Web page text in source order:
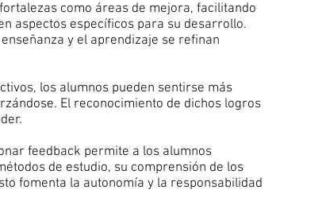
como áreas de mejora, facilitando
aspectos específicos para su desarrollo.
y el aprendizaje se refinan
los alumnos pueden sentirse más
El reconocimiento de dichos logros
feedback permite a los alumnos
de estudio, su comprensión de los
fomenta la autonomía y la responsabilidad